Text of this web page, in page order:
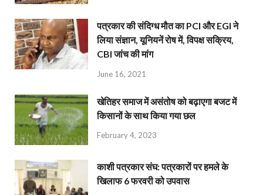
पत्रकार की संदिग्ध मौत का PCI और EGI ने
लिया संज्ञान, यूनियनें रोष में, विपक्ष सक्रिय,
CBI जांच की मांग
June 16, 2021
खेतिहर समाज में असंतोष को बढ़ाएगा बजट में
किसानों के साथ किया गया छल
February 4, 2023
काशी पत्रकार संघ: पत्रकारों पर हमले के
खिलाफ 6 फरवरी को उपवास